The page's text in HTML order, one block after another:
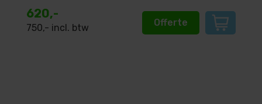
620,-
750,- incl. btw Offerte